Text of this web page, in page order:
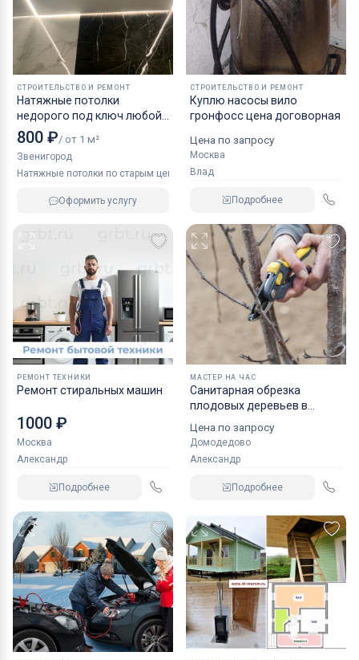
СТРОИТЕЛЬСТВО И РЕМОНТ
Натяжные потолки
недорого под ключ любой
сложности
800 ₽/ от 1 м²
Звенигород
Натяжные потолки по старым ценам
Оформить услугу
СТРОИТЕЛЬСТВО И РЕМОНТ
Куплю насосы вило
гронфосс цена договорная
Цена по запросу
Москва
Влад
Подробнее
РЕМОНТ ТЕХНИКИ
Ремонт стиральных машин
1000 ₽
Москва
Александр
Подробнее
МАСТЕР НА ЧАС
Санитарная обрезка
плодовых деревьев в
Домодедово.
Цена по запросу
Домодедово
Александр
Подробнее